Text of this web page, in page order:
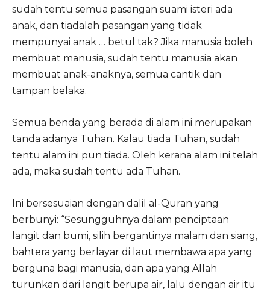
sudah tentu semua pasangan suami isteri ada
anak, dan tiadalah pasangan yang tidak
mempunyai anak … betul tak? Jika manusia boleh
membuat manusia, sudah tentu manusia akan
membuat anak-anaknya, semua cantik dan
tampan belaka.
Semua benda yang berada di alam ini merupakan
tanda adanya Tuhan. Kalau tiada Tuhan, sudah
tentu alam ini pun tiada. Oleh kerana alam ini telah
ada, maka sudah tentu ada Tuhan.
Ini bersesuaian dengan dalil al-Quran yang
berbunyi: “Sesungguhnya dalam penciptaan
langit dan bumi, silih bergantinya malam dan siang,
bahtera yang berlayar di laut membawa apa yang
berguna bagi manusia, dan apa yang Allah
turunkan dari langit berupa air, lalu dengan air itu